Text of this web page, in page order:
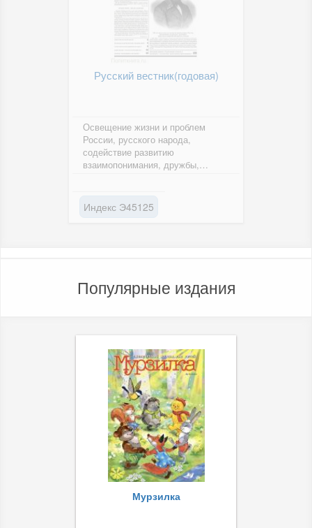
Русский вестник(годовая)
Освещение жизни и проблем
России, русского народа,
содействие развитию
взаимопонимания, дружбы,
Индекс Э45125
Популярные издания
Мурзилка